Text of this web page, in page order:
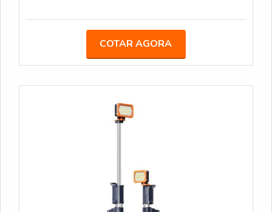
alimentação por pilha. Bastão Recarregável: Com
sustentável para áreas de obras e controle de
tráfego. Bastão com Lanterna: Com LED integrado e
COTAR AGORA